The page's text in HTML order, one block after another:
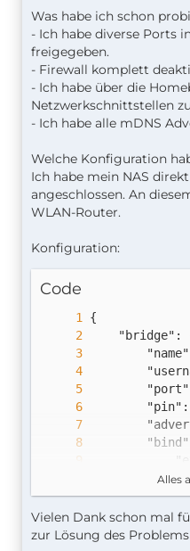
Was habe ich schon
- Ich habe diverse Ports
freigegeben.
- Firewall komplett
- Ich habe über die
Netzwerkschnittstellen
- Ich habe alle mDNS
Welche Konfiguration
Ich habe mein NAS
angeschlossen. An
WLAN-Router.
Konfiguration:
Code
Alles
Vielen Dank schon mal
zur Lösung des